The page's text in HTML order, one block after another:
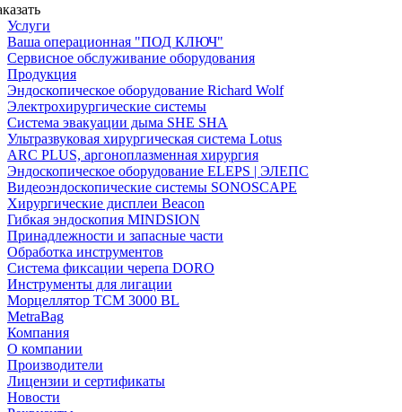
Услуги
Ваша операционная "ПОД КЛЮЧ"
Сервисное обслуживание оборудования
Продукция
Эндоскопическое оборудование Richard Wolf
Электрохирургические системы
Система эвакуации дыма SHE SHA
Ультразвуковая хирургическая система Lotus
ARC PLUS, аргоноплазменная хирургия
Эндоскопическое оборудование ELEPS | ЭЛЕПС
Видеоэндоскопические системы SONOSCAPE
Хирургические дисплеи Beacon
Гибкая эндоскопия MINDSION
Принадлежности и запасные части
Обработка инструментов
Система фиксации черепа DORO
Инструменты для лигации
Морцеллятор ТСМ 3000 BL
MetraBag
Компания
О компании
Производители
Лицензии и сертификаты
Новости